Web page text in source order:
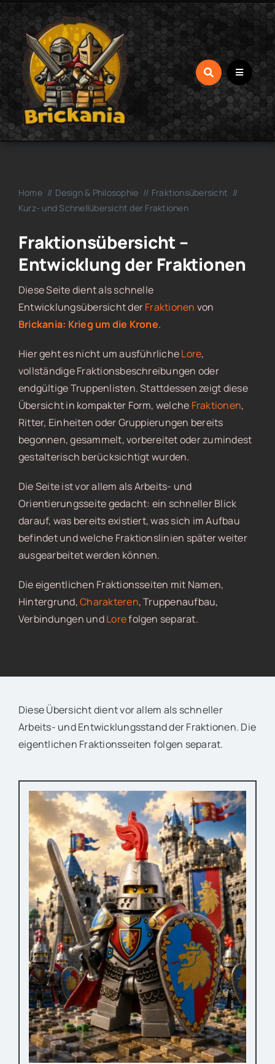
Zum
Inhalt
springen
Home Design & Philosophie
Fraktionsübersicht
Kurz- und Schnellübersicht der Fraktionen
Fraktionsübersicht –
Entwicklung der Fraktionen
Diese Seite dient als schnelle
Entwicklungsübersicht derFraktionen von
Brickania: Krieg um die Krone.
Hier geht es nicht um ausführlicheLore,
vollständige Fraktionsbeschreibungen oder
endgültige Truppenlisten. Stattdessen zeigt diese
Übersicht in kompakter Form, welche Fraktionen,
Ritter, Einheiten oder Gruppierungen bereits
begonnen, gesammelt, vorbereitet oder zumindest
gestalterisch berücksichtigt wurden.
Die Seite ist vor allem als Arbeits- und
Orientierungsseite gedacht: ein schneller Blick
darauf, was bereits existiert, was sich im Aufbau
befindet und welche Fraktionslinien später weiter
ausgearbeitet werden können.
Die eigentlichen Fraktionsseiten mit Namen,
Hintergrund,Charakteren, Truppenaufbau,
Verbindungen undLorefolgen separat.
Diese Übersicht dient vor allem als schneller
Arbeits- und Entwicklungsstand derFraktionen. Die
eigentlichen Fraktionsseiten folgen separat.